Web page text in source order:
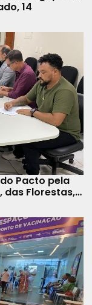
14
Pacto pela
das Florestas,